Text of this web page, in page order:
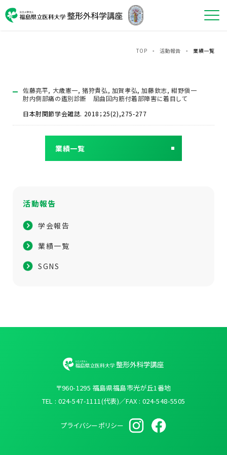
TOP - 活動報告 - 業績一覧
活動報告
学会報告
業績一覧
SGNS
佐藤亮平, 大歳憲一, 猪狩貴弘, 加賀孝弘, 加藤欽志, 紺野愼一
肘内側部痛の鑑別診断 屈曲回内筋付着部障害に着目して
日本肘関節学会雑誌. 2018；25(2),275-277
業績一覧
〒960-1295 福島県福島市光が丘1番地
TEL : 024-547-1111(代表)／FAX : 024-548-5505
プライバシーポリシー